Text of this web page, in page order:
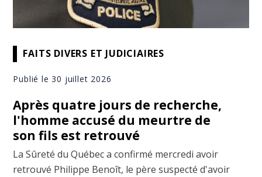
FAITS DIVERS ET JUDICIAIRES
Publié le 30 juillet 2026
Après quatre jours de recherche,
l'homme accusé du meurtre de
son fils est retrouvé
La Sûreté du Québec a confirmé mercredi avoir
retrouvé Philippe Benoît, le père suspecté d'avoir